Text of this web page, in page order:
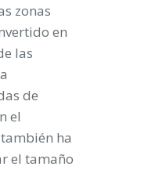
zonas
en
las
de
el
ha
el tamaño